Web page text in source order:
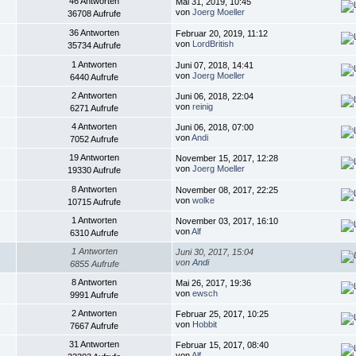
36708 Aufrufe
von Joerg Moeller
36 Antworten
35734 Aufrufe
Februar 20, 2019, 11:12
von LordBritish
1 Antworten
6440 Aufrufe
Juni 07, 2018, 14:41
von Joerg Moeller
2 Antworten
6271 Aufrufe
Juni 06, 2018, 22:04
von reinig
4 Antworten
7052 Aufrufe
Juni 06, 2018, 07:00
vonAndi
19 Antworten
19330 Aufrufe
November 15, 2017, 12:28
von Joerg Moeller
8 Antworten
10715 Aufrufe
November 08, 2017, 22:25
von wolke
1 Antworten
6310 Aufrufe
November 03, 2017, 16:10
vonAlf
1 Antworten
6855 Aufrufe
Juni 30, 2017, 15:04
von Andi
8 Antworten
9991 Aufrufe
Mai 26, 2017, 19:36
von ewsch
2 Antworten
7667 Aufrufe
Februar 25, 2017, 10:25
von Hobbit
31 Antworten
Februar 15, 2017, 08:40